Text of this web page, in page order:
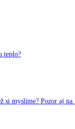
teplo?
si myslíme? Pozor aj